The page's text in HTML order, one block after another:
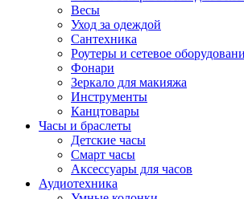
Весы
Уход за одеждой
Сантехника
Роутеры и сетевое
Фонари
Зеркало для макияжа
Инструменты
Канцтовары
Часы и браслеты
Детские часы
Смарт часы
Аксессуары для часов
Аудиотехника